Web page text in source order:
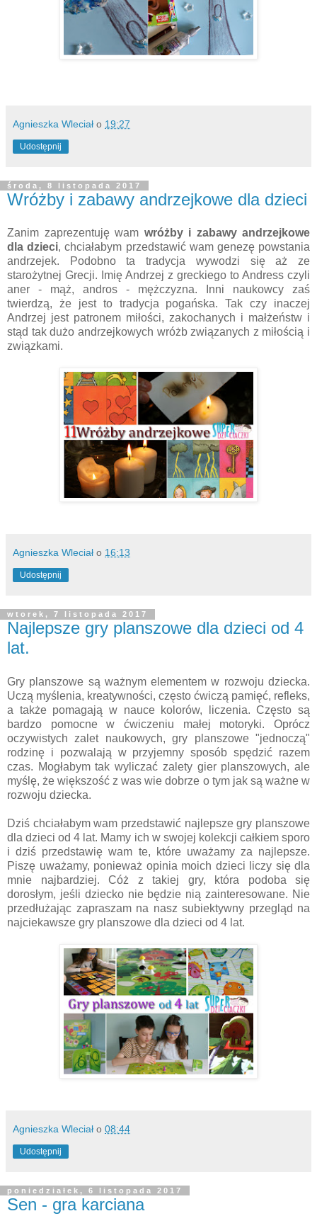
Agnieszka Wleciał o 19:27
Udostępnij
środa, 8 listopada 2017
Wróżby i zabawy andrzejkowe dla dzieci
Zanim zaprezentuję wam wróżby i zabawy andrzejkowe
dla dzieci, chciałabym przedstawić wam genezę powstania
andrzejek. Podobno ta tradycja wywodzi się aż ze
starożytnej Grecji. Imię Andrzej z greckiego to Andress czyli
aner - mąż, andros - mężczyzna. Inni naukowcy zaś
twierdzą, że jest to tradycja pogańska. Tak czy inaczej
Andrzej jest patronem miłości, zakochanych i małżeństw i
stąd tak dużo andrzejkowych wróżb związanych z miłością i
związkami.
Agnieszka Wleciał o 16:13
Udostępnij
wtorek, 7 listopada 2017
Najlepsze gry planszowe dla dzieci od 4
lat.
Gry planszowe są ważnym elementem w rozwoju dziecka.
Uczą myślenia, kreatywności, często ćwiczą pamięć, refleks,
a także pomagają w nauce kolorów, liczenia. Często są
bardzo pomocne w ćwiczeniu małej motoryki. Oprócz
oczywistych zalet naukowych, gry planszowe "jednoczą"
rodzinę i pozwalają w przyjemny sposób spędzić razem
czas. Mogłabym tak wyliczać zalety gier planszowych, ale
myślę, że większość z was wie dobrze o tym jak są ważne w
rozwoju dziecka.
Dziś chciałabym wam przedstawić najlepsze gry planszowe
dla dzieci od 4 lat. Mamy ich w swojej kolekcji całkiem sporo
i dziś przedstawię wam te, które uważamy za najlepsze.
Piszę uważamy, ponieważ opinia moich dzieci liczy się dla
mnie najbardziej. Cóż z takiej gry, która podoba się
dorosłym, jeśli dziecko nie będzie nią zainteresowane. Nie
przedłużając zapraszam na nasz subiektywny przegląd na
najciekawsze gry planszowe dla dzieci od 4 lat.
Agnieszka Wleciał o 08:44
Udostępnij
poniedziałek, 6 listopada 2017
Sen - gra karciana